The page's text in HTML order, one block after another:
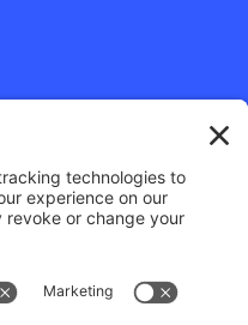
sin fines de